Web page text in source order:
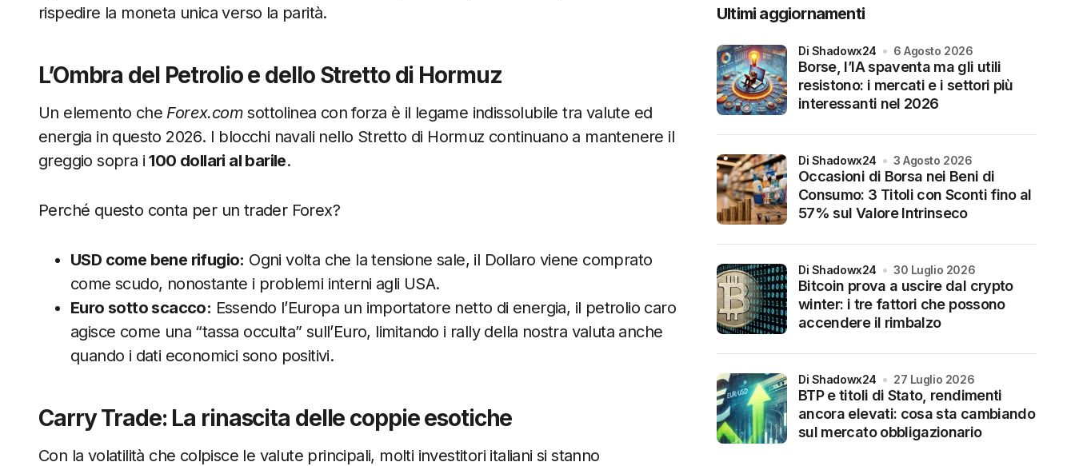
rispedire la moneta unica verso la parità.
L’Ombra del Petrolio e dello Stretto di Hormuz
Un elemento che Forex.com sottolinea con forza è il legame indissolubile tra valute ed
energia in questo 2026. I blocchi navali nello Stretto di Hormuz continuano a mantenere il
greggio sopra i100 dollari al barile.
Perché questo conta per un trader Forex?
USD come bene rifugio: Ogni volta che la tensione sale, il Dollaro viene comprato
come scudo, nonostante i problemi interni agli USA.
Euro sotto scacco: Essendo l’Europa un importatore netto di energia, il petrolio caro
agisce come una “tassa occulta” sull’Euro, limitando i rally della nostra valuta anche
quando i dati economici sono positivi.
Carry Trade: La rinascita delle coppie esotiche
Con la volatilità che colpisce le valute principali, molti investitori italiani si stanno
Ultimi aggiornamenti
Borse, l’IA spaventa ma gli utili
resistono: i mercati e i settori più
interessanti nel 2026
di Shadowx24 6 Agosto 2026
Occasioni di Borsa nei Beni di
Consumo: 3 Titoli con Sconti fino al
57% sul Valore Intrinseco
di Shadowx24 3 Agosto 2026
Bitcoin prova a uscire dal crypto
winter: i tre fattori che possono
accendere il rimbalzo
di Shadowx24 30 Luglio 2026
BTP e titoli di Stato, rendimenti
ancora elevati: cosa sta cambiando
sul mercato obbligazionario
di Shadowx24 27 Luglio 2026